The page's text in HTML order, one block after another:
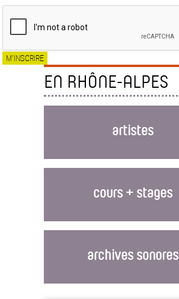
EN RHÔNE-ALPES
artistes
cours + stages
archives sonores